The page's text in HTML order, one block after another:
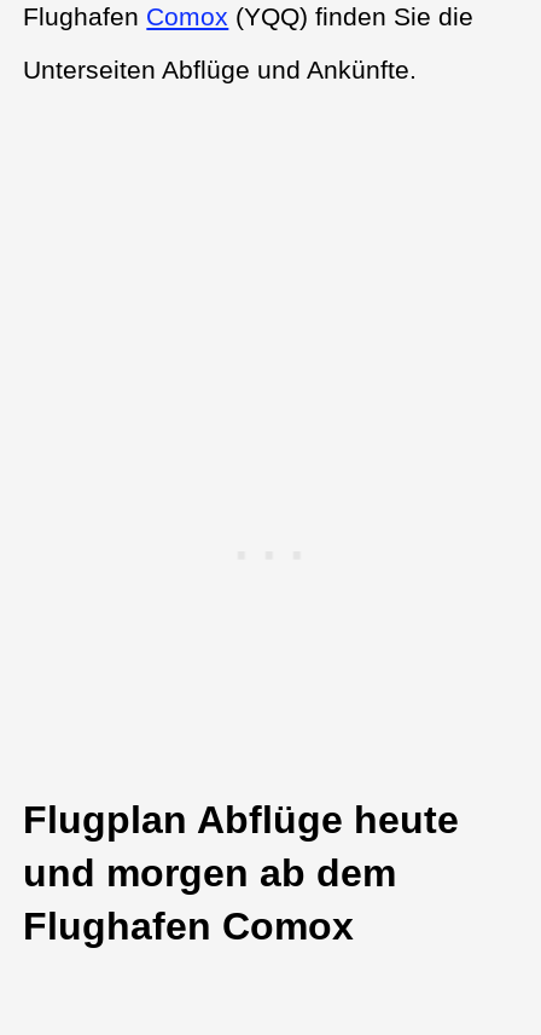
Flughafen Comox (YQQ) finden Sie die
Unterseiten Abflüge und Ankünfte.
Flugplan Abflüge heute
und morgen ab dem
Flughafen Comox